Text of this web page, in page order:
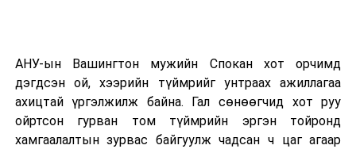
АНУ-ын Вашингтон мужийн Спокан хот орчимд
дэгдсэн ой, хээрийн түймрийг унтраах ажиллагаа
ахицтай үргэлжилж байна. Гал сөнөөгчид хот руу
ойртсон гурван том түймрийн эргэн тойронд
хамгаалалтын зурвас байгуулж чадсан ч цаг агаар